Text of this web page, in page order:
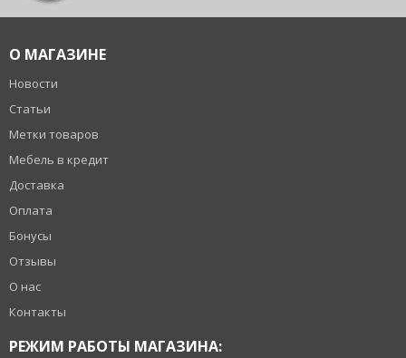
О МАГАЗИНЕ
Новости
Статьи
Метки товаров
Мебель в кредит
Доставка
Оплата
Бонусы
Отзывы
О нас
Контакты
РЕЖИМ РАБОТЫ МАГАЗИНА: